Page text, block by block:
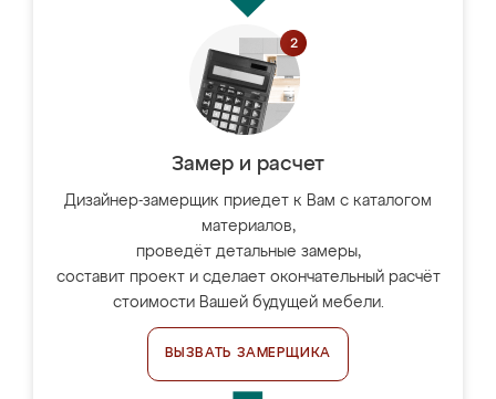
Замер и расчет
Дизайнер-замерщик приедет к Вам с каталогом
материалов,
проведёт детальные замеры,
составит проект и сделает окончательный расчёт
стоимости Вашей будущей мебели.
ВЫЗВАТЬ ЗАМЕРЩИКА